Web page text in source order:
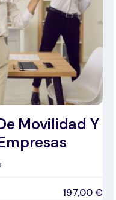
Movilidad Y
197,00€